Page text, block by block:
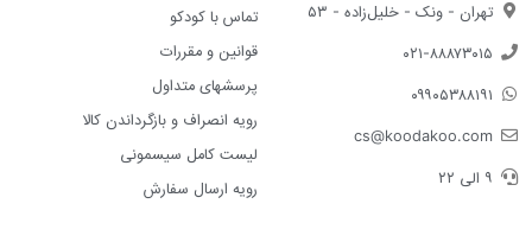
تهران - ونک - خلیل‌زاده - ۵۳
۰۲۱-۸۸۸۷۳۰۱۵
۰۹۹۰۵۳۸۸۱۹۱
cs@koodakoo.com
۹ الی ۲۲
تماس با کودکو
قوانین و مقررات
پرسشهای متداول
رویه انصراف و بازگرداندن کالا
لیست کامل سیسمونی
رویه ارسال سفارش